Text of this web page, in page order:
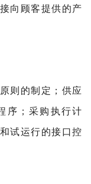
向顾客提供的产
则的制定；供应
序；采购执行计
试运行的接口控